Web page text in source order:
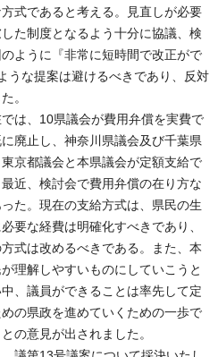
式であると考える。見直しが必要
た制度となるよう十分に協議、検
ように『非常に短時間で改正がで
うな提案は避けるべきであり、反対
。
は、10県議会が費用弁償を実費で
廃止し、神奈川県議会及び千葉県
京都議会と本県議会が定額支給で
近、検討会で費用弁償の在り方な
た。現在の支給方式は、県民の生
要な経費は明確化すべきであり、
式は改めるべきである。また、本
理解しやすいものにしていこうと
、議員ができることは率先して定
の県政を進めていくための一歩で
の意見が出されました。